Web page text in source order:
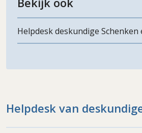
Helpdesk deskundige Schenken
Helpdesk van